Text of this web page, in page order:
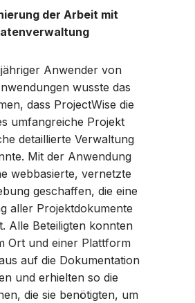
der Arbeit mit
Anwender von
wusste das
dass ProjectWise die
umfangreiche Projekt
detaillierte Verwaltung
Mit der Anwendung
webbasierte, vernetzte
geschaffen, die eine
aller Projektdokumente
Alle Beteiligten konnten
Ort und einer Plattform
auf die Dokumentation
und erhielten so die
die sie benötigten, um